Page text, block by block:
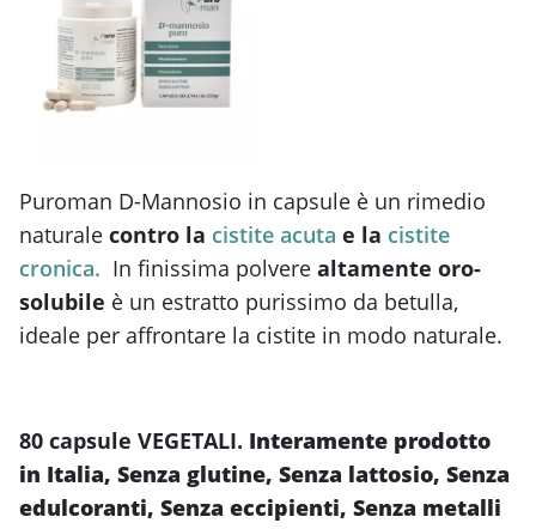
Puroman D-Mannosio in capsule è un rimedio
naturale contro la cistite acuta e la cistite
cronica. In finissima polvere altamente oro-
solubile è un estratto purissimo da betulla,
ideale per affrontare la cistite in modo naturale.
80 capsule VEGETALI. Interamente prodotto
in Italia, Senza glutine, Senza lattosio, Senza
edulcoranti, Senza eccipienti, Senza metalli